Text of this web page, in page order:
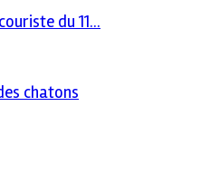
du 11...
chatons